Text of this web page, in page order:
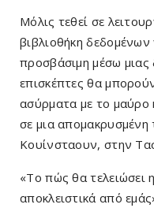
Μόλις τεθεί σε
βιβλιοθήκη δεδομένων
προσβάσιμη μέσω μιας
επισκέπτες θα
ασύρματα με το μαύρο
σε μια απομακρυσμένη
Κουίνσταουν, στην
«Το πώς θα τελειώσει
αποκλειστικά από